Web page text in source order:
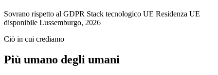
Sovrano rispetto al GDPR Stack tecnologico UE Residenza UE
disponibile Lussemburgo, 2026
Ciò in cui crediamo
Più umano degli umani